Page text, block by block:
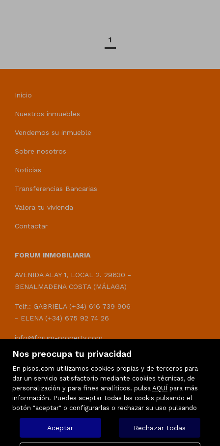
Nos preocupa tu privacidad
En pisos.com utilizamos cookies propias y de terceros para
dar un servicio satisfactorio mediante cookies técnicas, de
personalización y para fines analíticos. pulsa AQUÍ para más
información. Puedes aceptar todas las cookis pulsando el
botón "aceptar" o configurarlas o rechazar su uso pulsando
Aceptar Rechazar todas
1
Inicio
Nuestros inmuebles
Vendemos su inmueble
Sobre nosotros
Noticias
Transferencias Bancarias
Valora tu vivienda
Contactar
FORUM INMOBILIARIA
AVENIDA ALAY 1, LOCAL 2. 29630 -
BENALMADENA COSTA (MÁLAGA)
Telf.: GABRIELA (+34) 616 739 906
- ELENA (+34) 675 92 74 26
info@forum-property.com